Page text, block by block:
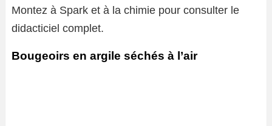
Montez à Spark et à la chimie pour consulter le
didacticiel complet.
Bougeoirs en argile séchés à l’air